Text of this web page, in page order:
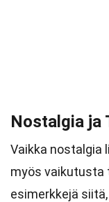
Nostalgia ja
Vaikka nostalgia
myös vaikutusta
esimerkkejä